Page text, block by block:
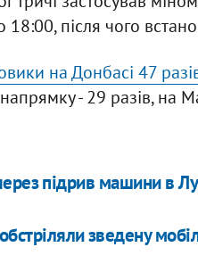
після чого
на Донбасі 47
- 29 разів, на
підрив машини в
зведену